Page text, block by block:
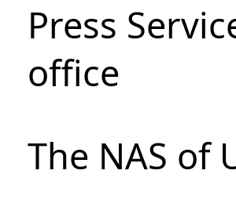
Press
office
The NAS of